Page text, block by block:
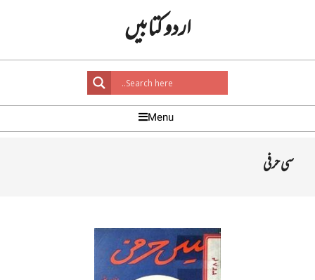
اردو کتابیں
Navigation
Menu
سی حرفی